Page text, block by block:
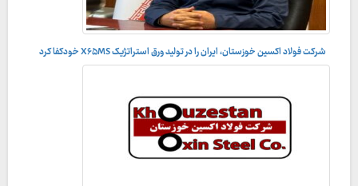
شرکت فولاد اکسین خوزستان، ایران را در تولید ورق استراتژیک X۶۵MS خودکفا کرد